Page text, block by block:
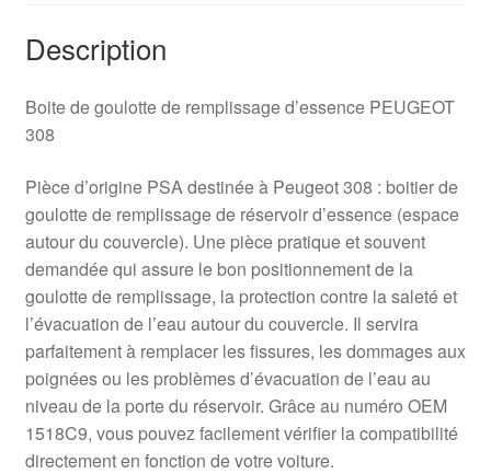
Description
Boite de goulotte de remplissage d’essence PEUGEOT
308
Pièce d’origine PSA destinée à Peugeot 308 : boitier de
goulotte de remplissage de réservoir d’essence (espace
autour du couvercle). Une pièce pratique et souvent
demandée qui assure le bon positionnement de la
goulotte de remplissage, la protection contre la saleté et
l’évacuation de l’eau autour du couvercle. Il servira
parfaitement à remplacer les fissures, les dommages aux
poignées ou les problèmes d’évacuation de l’eau au
niveau de la porte du réservoir. Grâce au numéro OEM
1518C9, vous pouvez facilement vérifier la compatibilité
directement en fonction de votre voiture.